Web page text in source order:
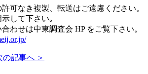
可なき複製、転送はご遠慮ください。
して下さい｡
わせは中東調査会 HP をご覧下さい。
の記事へ ＞